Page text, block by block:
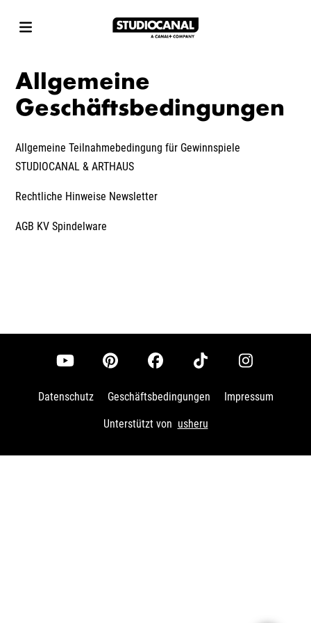
Allgemeine
Geschäftsbedingungen
Allgemeine Teilnahmebedingung für Gewinnspiele
STUDIOCANAL & ARTHAUS
Rechtliche Hinweise Newsletter
AGB KV Spindelware
Datenschutz Geschäftsbedingungen Impressum
Unterstützt von usheru